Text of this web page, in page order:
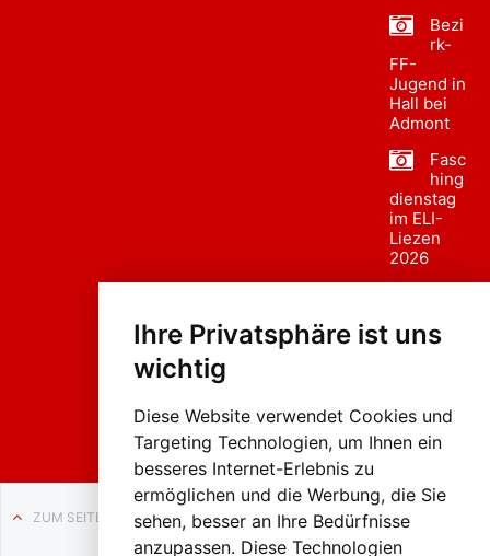
Ihre Privatsphäre ist uns
wichtig
Diese Website verwendet Cookies und
Targeting Technologien, um Ihnen ein
besseres Internet-Erlebnis zu
ermöglichen und die Werbung, die Sie
sehen, besser an Ihre Bedürfnisse
anzupassen. Diese Technologien
Bezi
rk-
FF-
Jugend in
Hall bei
Admont
Fasc
hing
dienstag
im ELI-
Liezen
2026
sumzug
Liezen
ZUM SEITENANFANG